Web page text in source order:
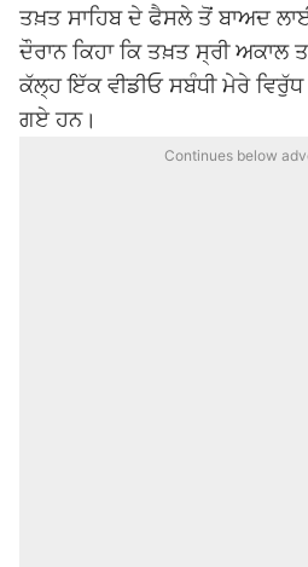
ਤਖ਼ਤ ਸਾਹਿਬ ਦੇ ਫੈਸਲੇ ਤੋਂ ਬਾਅਦ
ਦੌਰਾਨ ਕਿਹਾ ਕਿ ਤਖ਼ਤ ਸ੍ਰੀ ਅਕਾਲ
ਕੱਲ੍ਹ ਇੱਕ ਵੀਡੀਓ ਸਬੰਧੀ ਮੇਰੇ ਵਿਰੁੱਧ
ਗਏ ਹਨ।
Continues below